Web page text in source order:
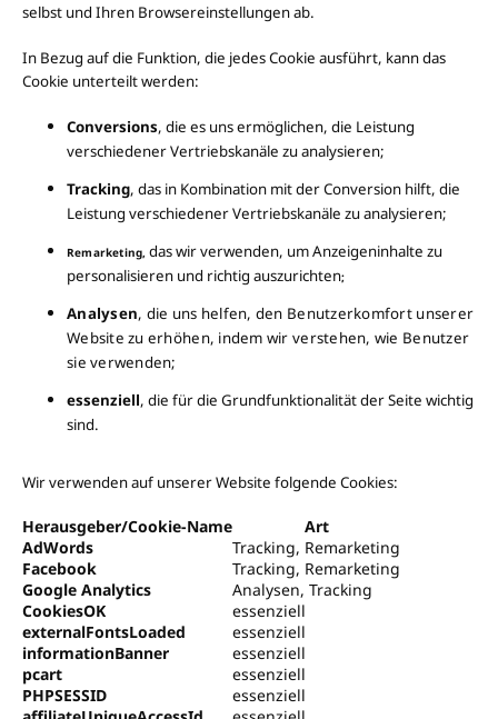
selbst und Ihren Browsereinstellungen ab.
In Bezug auf die Funktion, die jedes Cookie ausführt, kann das
Cookie unterteilt werden:
Conversions, die es uns ermöglichen, die Leistung
verschiedener Vertriebskanäle zu analysieren;
Tracking, das in Kombination mit der Conversion hilft, die
Leistung verschiedener Vertriebskanäle zu analysieren;
Remarketing, das wir verwenden, um Anzeigeninhalte zu
personalisieren und richtig auszurichten;
Analysen, die uns helfen, den Benutzerkomfort unserer
Website zu erhöhen, indem wir verstehen, wie Benutzer
sie verwenden;
essenziell, die für die Grundfunktionalität der Seite wichtig
sind.
Wir verwenden auf unserer Website folgende Cookies:
Herausgeber/Cookie-Name
Art
AdWords
Tracking, Remarketing
Facebook
Tracking, Remarketing
Google Analytics
Analysen, Tracking
CookiesOK
essenziell
externalFontsLoaded
essenziell
informationBanner
essenziell
pcart
essenziell
PHPSESSID
essenziell